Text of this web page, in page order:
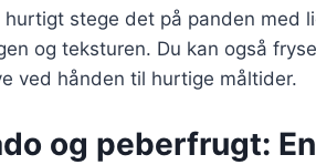
stege det på panden med
og teksturen. Du kan også
ved hånden til hurtige måltider.
og peberfrugt: